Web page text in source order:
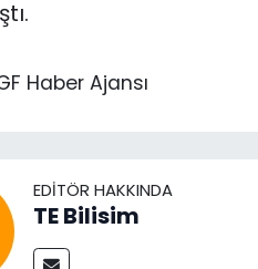
Haber Ajansı
EDITÖR HAKKINDA
TE Bilisim